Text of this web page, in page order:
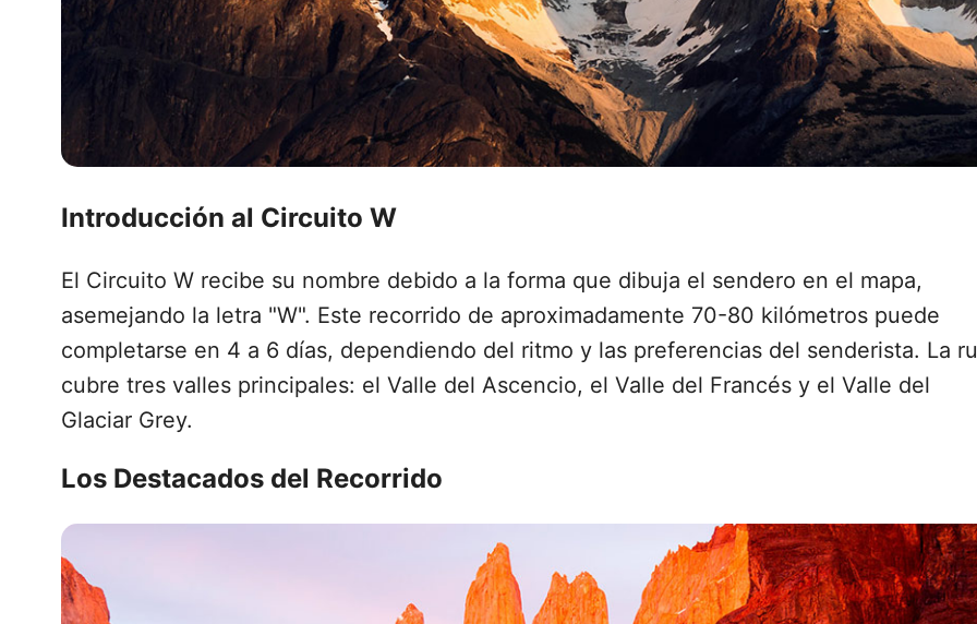
Introducción al Circuito W
El Circuito W recibe su nombre debido a la forma que dibuja el sendero en el mapa,
asemejando la letra "W". Este recorrido de aproximadamente 70-80 kilómetros puede
completarse en 4 a 6 días, dependiendo del ritmo y las preferencias del senderista. La
cubre tres valles principales: el Valle del Ascencio, el Valle del Francés y el Valle del
Glaciar Grey.
Los Destacados del Recorrido